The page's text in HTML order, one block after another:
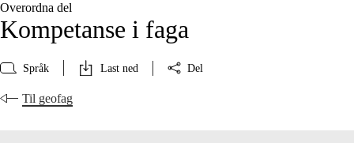
Overordna del
Kompetanse i faga
Språk Last ned Del
Til geofag